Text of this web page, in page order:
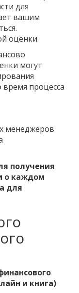
для
вашим
оценки.
могут
процесса
менеджеров
получения
о каждом
для
и книга)